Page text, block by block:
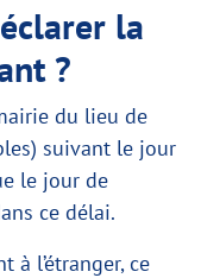
la
?
du lieu de
suivant le jour
le jour de
ce délai.
à l’étranger, ce